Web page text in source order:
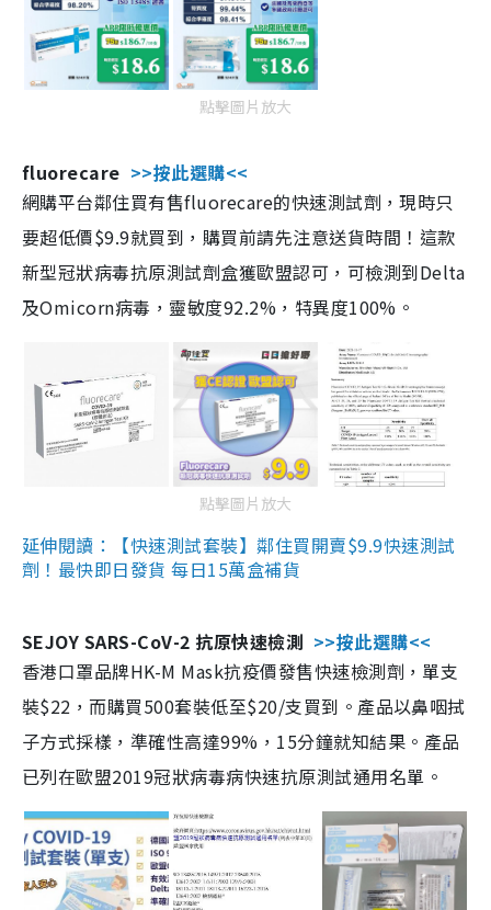
點擊圖片放大
fluorecare >>按此選購<<
網購平台鄰住買有售fluorecare的快速測試劑，現時只
要超低價$9.9就買到，購買前請先注意送貨時間！這款
新型冠狀病毒抗原測試劑盒獲歐盟認可，可檢測到Delta
及Omicorn病毒，靈敏度92.2%，特異度100%。
點擊圖片放大
延伸閱讀：【快速測試套裝】鄰住買開賣$9.9快速測試
劑！最快即日發貨 每日15萬盒補貨
SEJOY SARS-CoV-2 抗原快速檢測 >>按此選購<<
香港口罩品牌HK-M Mask抗疫價發售快速檢測劑，單支
裝$22，而購買500套裝低至$20/支買到。產品以鼻咽拭
子方式採樣，準確性高達99%，15分鐘就知結果。產品
已列在歐盟2019冠狀病毒病快速抗原測試通用名單。